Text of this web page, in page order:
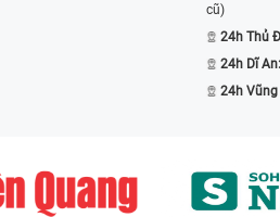
cũ)
24h Thủ
24h Dĩ An:
24h Vũng